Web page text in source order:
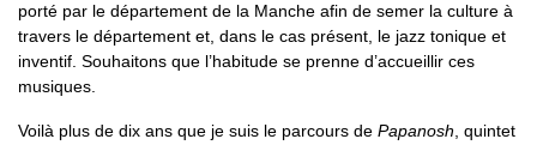
porté par le département de la Manche afin de semer la culture à
travers le département et, dans le cas présent, le jazz tonique et
inventif. Souhaitons que l’habitude se prenne d’accueillir ces
musiques.
Voilà plus de dix ans que je suis le parcours de Papanosh, quintet